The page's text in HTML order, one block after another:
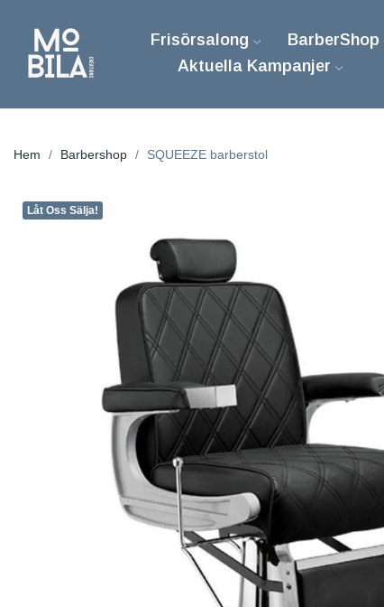
Frisörsalong BarberShop
Aktuella Kampanjer
Hem Barbershop SQUEEZE barberstol
Låt Oss Sälja!